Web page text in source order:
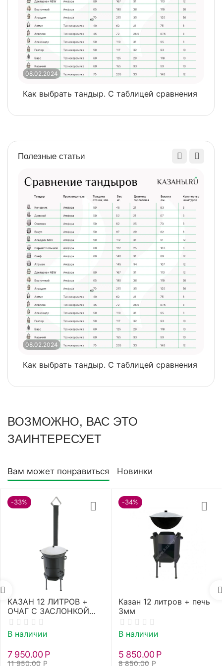
08.02.2024
Как выбрать тандыр. С таблицей сравнения
Полезные статьи
08.02.2024
Как выбрать тандыр. С таблицей сравнения
ВОЗМОЖНО, ВАС ЭТО
ЗАИНТЕРЕСУЕТ
Вам может понравиться Новинки
-33%
КАЗАН 12 ЛИТРОВ +
ОЧАГ С ЗАСЛОНКОЙ
3ММ
В наличии
11 950.00 Р
7 950.00 Р
-34%
Казан 12 литров + печь
3мм
В наличии
8 850.00 Р
5 850.00 Р